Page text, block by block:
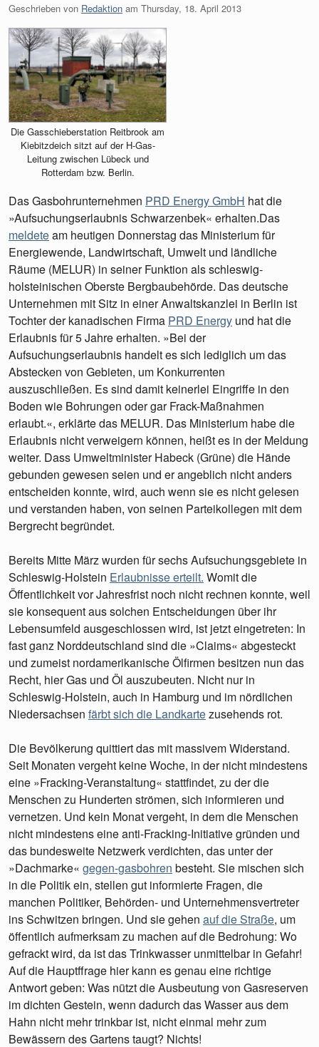
Geschrieben von Redaktion am Thursday, 18. April 2013
Die Gasschieberstation Reitbrook am
Kiebitzdeich sitzt auf der H-Gas-
Leitung zwischen Lübeck und
Rotterdam bzw. Berlin.
Das Gasbohrunternehmen PRD Energy GmbH hat die
»Aufsuchungserlaubnis Schwarzenbek« erhalten.Das
meldeteam heutigen Donnerstag das Ministerium für
Energiewende, Landwirtschaft, Umwelt und ländliche
Räume (MELUR) in seiner Funktion als schleswig-
holsteinischen Oberste Bergbaubehörde. Das deutsche
Unternehmen mit Sitz in einer Anwaltskanzlei in Berlin ist
Tochter der kanadischen Firma PRD Energy und hat die
Erlaubnis für 5 Jahre erhalten. »Bei der
Aufsuchungserlaubnis handelt es sich lediglich um das
Abstecken von Gebieten, um Konkurrenten
auszuschließen. Es sind damit keinerlei Eingriffe in den
Boden wie Bohrungen oder gar Frack-Maßnahmen
erlaubt.«, erklärte das MELUR. Das Ministerium habe die
Erlaubnis nicht verweigern können, heißt es in der Meldung
weiter. Dass Umweltminister Habeck (Grüne) die Hände
gebunden gewesen seien und er angeblich nicht anders
entscheiden konnte, wird, auch wenn sie es nicht gelesen
und verstanden haben, von seinen Parteikollegen mit dem
Bergrecht begründet.
Bereits Mitte März wurden für sechs Aufsuchungsgebiete in
Schleswig-Holstein Erlaubnisse erteilt. Womit die
Öffentlichkeit vor Jahresfrist noch nicht rechnen konnte, weil
sie konsequent aus solchen Entscheidungen über ihr
Lebensumfeld ausgeschlossen wird, ist jetzt eingetreten: In
fast ganz Norddeutschland sind die »Claims« abgesteckt
und zumeist nordamerikanische Ölfirmen besitzen nun das
Recht, hier Gas und Öl auszubeuten. Nicht nur in
Schleswig-Holstein, auch in Hamburg und im nördlichen
Niedersachsen färbt sich die Landkartezusehends rot.
Die Bevölkerung quittiert das mit massivem Widerstand.
Seit Monaten vergeht keine Woche, in der nicht mindestens
eine »Fracking-Veranstaltung« stattfindet, zu der die
Menschen zu Hunderten strömen, sich informieren und
vernetzen. Und kein Monat vergeht, in dem die Menschen
nicht mindestens eine anti-Fracking-Initiative gründen und
das bundesweite Netzwerk verdichten, das unter der
»Dachmarke« gegen-gasbohren besteht. Sie mischen sich
in die Politik ein, stellen gut informierte Fragen, die
manchen Politiker, Behörden- und Unternehmensvertreter
ins Schwitzen bringen. Und sie gehen auf die Straße, um
öffentlich aufmerksam zu machen auf die Bedrohung: Wo
gefrackt wird, da ist das Trinkwasser unmittelbar in Gefahr!
Auf die Hauptffrage hier kann es genau eine richtige
Antwort geben: Was nützt die Ausbeutung von Gasreserven
im dichten Gestein, wenn dadurch das Wasser aus dem
Hahn nicht mehr trinkbar ist, nicht einmal mehr zum
Bewässern des Gartens taugt? Nichts!